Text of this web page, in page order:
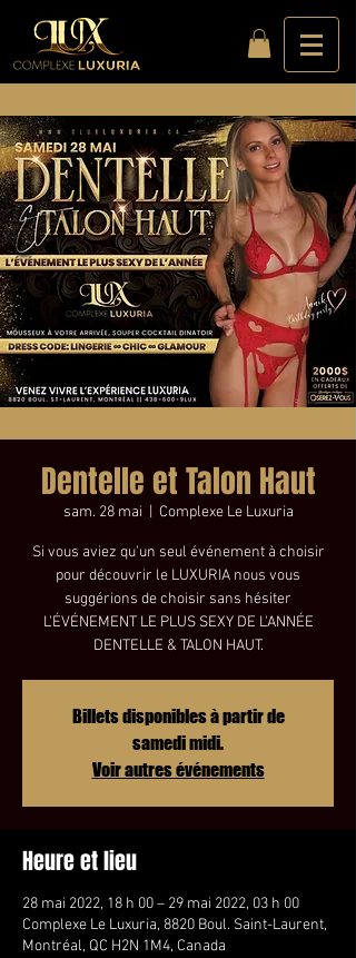
Dentelle et Talon Haut
sam. 28 mai Complexe Le Luxuria
Si vous aviez qu'un seul événement à choisir
pour découvrir le LUXURIA nous vous
suggérions de choisir sans hésiter
L'ÉVÉNEMENT LE PLUS SEXY DE L'ANNÉE
Billets disponibles à partir de
samedi midi.
Voir autres événements
Heure et lieu
28 mai 2022, 18 h 00 – 29 mai 2022, 03 h 00
Complexe Le Luxuria, 8820 Boul. Saint-Laurent,
Montréal, QC H2N 1M4, Canada